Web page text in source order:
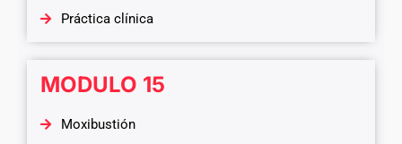
Práctica clínica
MODULO 15
Moxibustión